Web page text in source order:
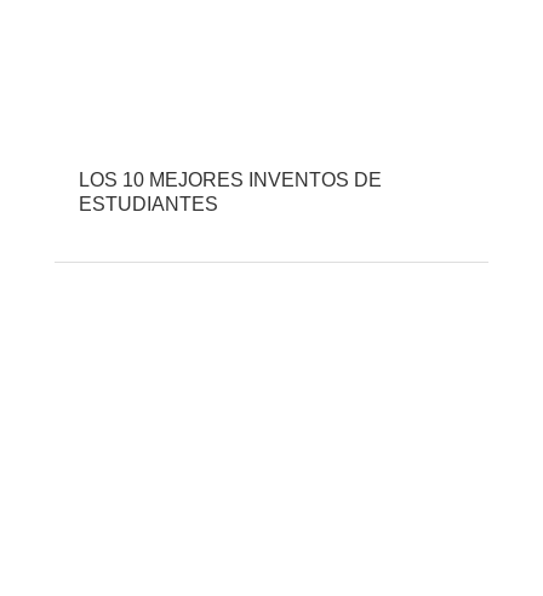
LOS 10 MEJORES INVENTOS DE
ESTUDIANTES